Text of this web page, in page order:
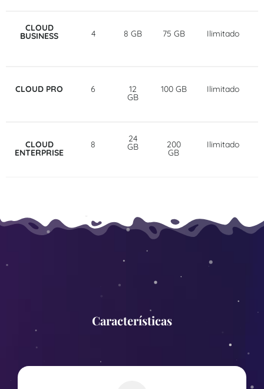
CLOUD
BUSINESS 4 8 GB 75 GB Ilimitado
CLOUD PRO 6 12
GB
100 GB Ilimitado
CLOUD
ENTERPRISE
8
24
GB 200
GB
Ilimitado
Características